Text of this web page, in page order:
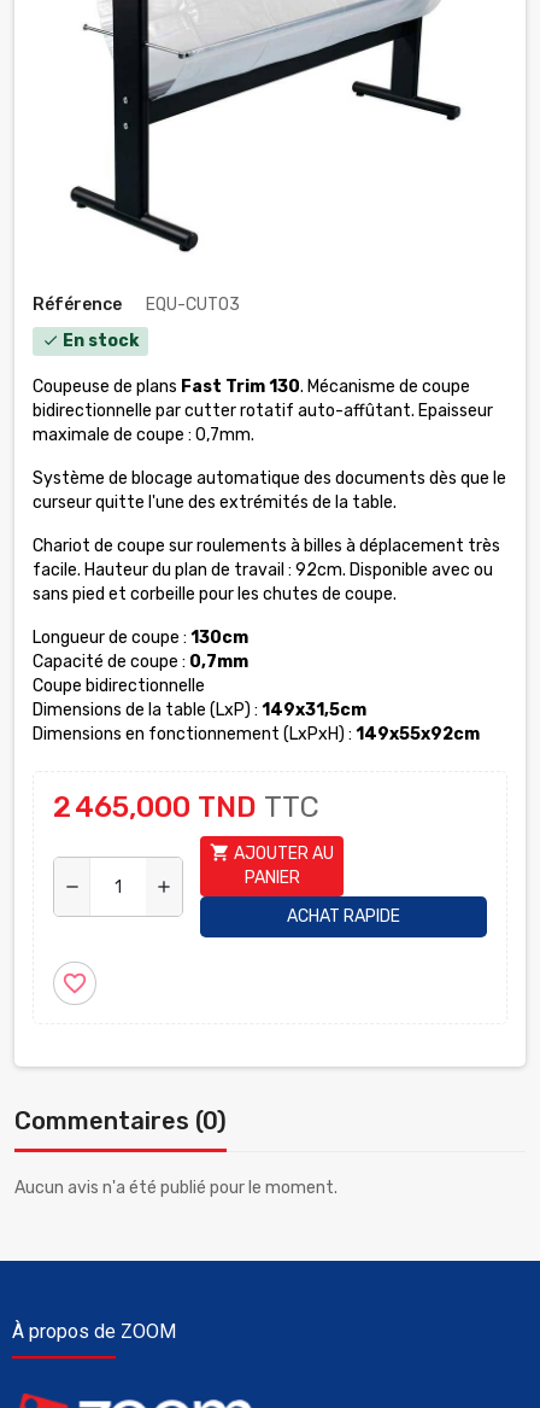
Référence EQU-CUT03
check En stock
Coupeuse de plans Fast Trim 130. Mécanisme de coupe
bidirectionnelle par cutter rotatif auto-affûtant. Epaisseur
maximale de coupe : 0,7mm.
Système de blocage automatique des documents dès que le
curseur quitte l'une des extrémités de la table.
Chariot de coupe sur roulements à billes à déplacement très
facile. Hauteur du plan de travail : 92cm. Disponible avec ou
sans pied et corbeille pour les chutes de coupe.
Longueur de coupe : 130cm
Capacité de coupe : 0,7mm
Coupe bidirectionnelle
Dimensions de la table (LxP) : 149x31,5cm
Dimensions en fonctionnement (LxPxH) : 149x55x92cm
2 465,000 TND TTC
remove add
shopping_cart AJOUTER AU
PANIER
ACHAT RAPIDE
favorite_border
Commentaires (0)
Aucun avis n'a été publié pour le moment.
À propos de ZOOM